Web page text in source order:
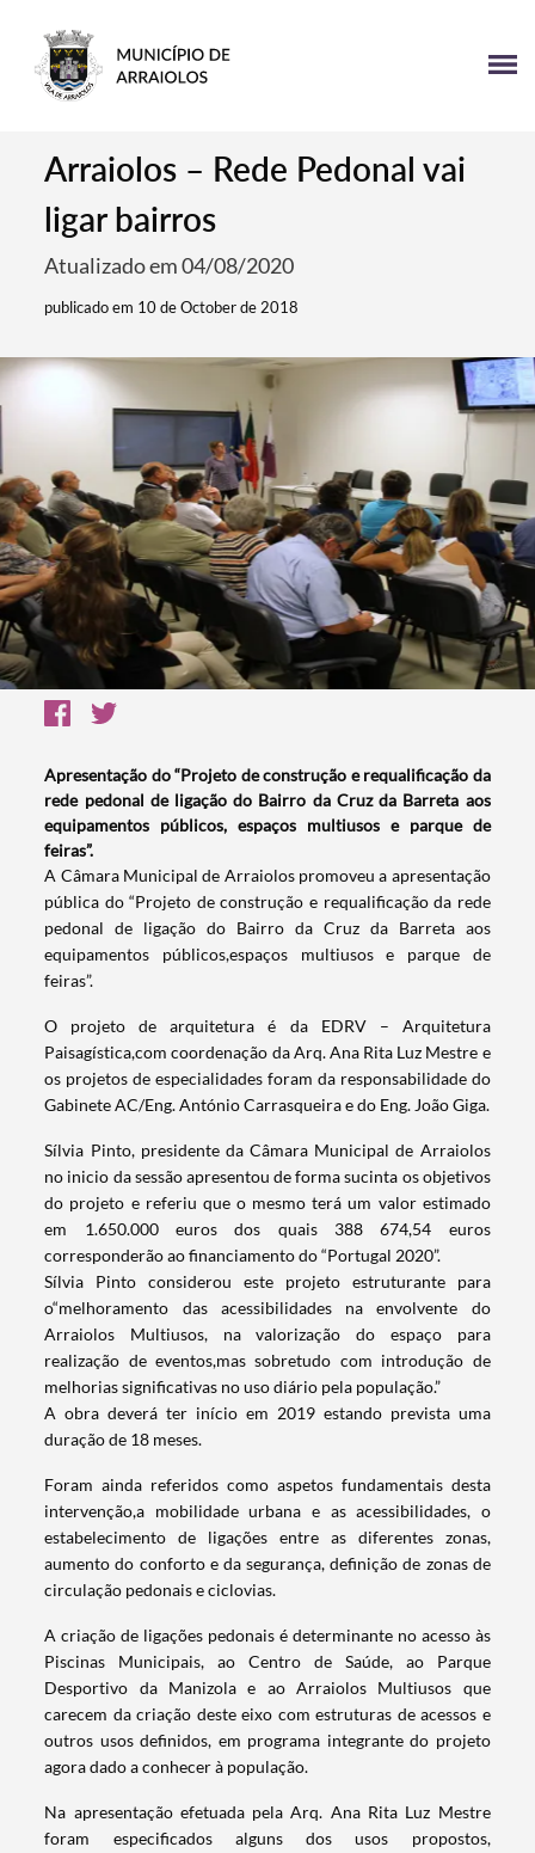
Arraiolos – Rede Pedonal vai
ligar bairros
Atualizado em 04/08/2020
publicado em 10 de October de 2018
Apresentação do “Projeto de construção e requalificação da
rede pedonal de ligação do Bairro da Cruz da Barreta aos
equipamentos públicos, espaços multiusos e parque de
feiras”.
A Câmara Municipal de Arraiolos promoveu a apresentação
pública do “Projeto de construção e requalificação da rede
pedonal de ligação do Bairro da Cruz da Barreta aos
equipamentos públicos,espaços multiusos e parque de
feiras”.
O projeto de arquitetura é da EDRV – Arquitetura
Paisagística,com coordenação da Arq. Ana Rita Luz Mestre e
os projetos de especialidades foram da responsabilidade do
Gabinete AC/Eng. António Carrasqueira e do Eng. João Giga.
Sílvia Pinto, presidente da Câmara Municipal de Arraiolos
no inicio da sessão apresentou de forma sucinta os objetivos
do projeto e referiu que o mesmo terá um valor estimado
em 1.650.000 euros dos quais 388 674,54 euros
corresponderão ao financiamento do “Portugal 2020”.
Sílvia Pinto considerou este projeto estruturante para
o“melhoramento das acessibilidades na envolvente do
Arraiolos Multiusos, na valorização do espaço para
realização de eventos,mas sobretudo com introdução de
melhorias significativas no uso diário pela população.”
A obra deverá ter início em 2019 estando prevista uma
duração de 18 meses.
Foram ainda referidos como aspetos fundamentais desta
intervenção,a mobilidade urbana e as acessibilidades, o
estabelecimento de ligações entre as diferentes zonas,
aumento do conforto e da segurança, definição de zonas de
circulação pedonais e ciclovias.
A criação de ligações pedonais é determinante no acesso às
Piscinas Municipais, ao Centro de Saúde, ao Parque
Desportivo da Manizola e ao Arraiolos Multiusos que
carecem da criação deste eixo com estruturas de acessos e
outros usos definidos, em programa integrante do projeto
agora dado a conhecer à população.
Na apresentação efetuada pela Arq. Ana Rita Luz Mestre
foram especificados alguns dos usos propostos,